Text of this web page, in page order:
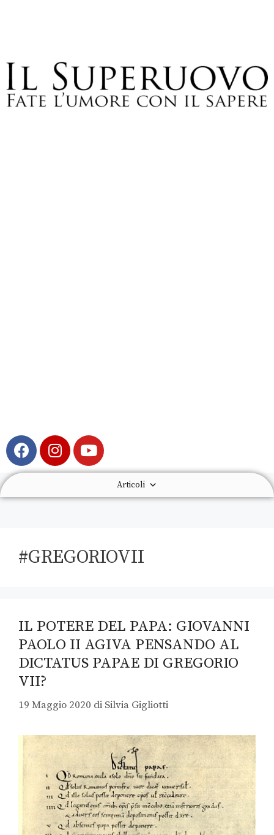
Articoli
#GREGORIOVII
IL POTERE DEL PAPA: GIOVANNI
PAOLO II AGIVA PENSANDO AL
DICTATUS PAPAE DI GREGORIO
VII?
19 Maggio 2020 di Silvia Gigliotti